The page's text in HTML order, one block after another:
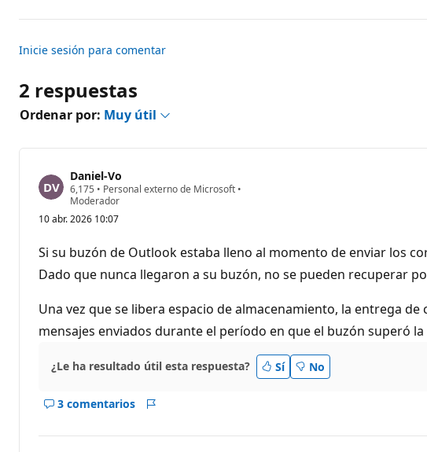
Inicie sesión para comentar
2 respuestas
Ordenar por: Muy útil
Daniel-Vo
6,175 P
u
t
s
d
e
p
u
t
i
• Personal externo de Microsoft •
Moderador
10 abr. 2026 10:07
Si su buzón de Outlook estaba lleno al momento de enviar los
Dado que nunca llegaron a su buzón, no se pueden recuperar
Una vez que se libera espacio de almacenamiento, la entrega
mensajes enviados durante el período en que el buzón superó la
¿Le ha resultado útil esta respuesta? Sí No
3 comentarios
Mostrar